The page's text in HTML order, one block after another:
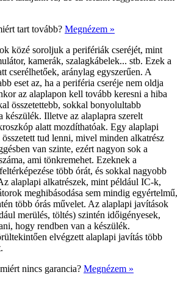
tart tovább? Megnézem »
közé soroljuk a perifériák cseréjét, mint
kamerák, szalagkábelek... stb. Ezek a
cserélhetőek, aránylag egyszerűen. A
eset az, ha a periféria cseréje nem oldja
az alaplapon kell tovább keresni a hiba
összetettebb, sokkal bonyolultabb
készülék. Illetve az alaplapra szerelt
alatt mozdíthatóak. Egy alaplapi
tud lenni, mivel minden alkatrész
van szinte, ezért nagyon sok a
ami tönkremehet. Ezeknek a
több órát, és sokkal nagyobb
alaplapi alkatrészek, mint például IC-k,
meghibásodása sem mindig egyértelmű,
több órás művelet. Az alaplapi javítások
merülés, töltés) szintén időigényesek,
hogy rendben van a készülék.
elvégzett alaplapi javítás több
nincs garancia? Megnézem »